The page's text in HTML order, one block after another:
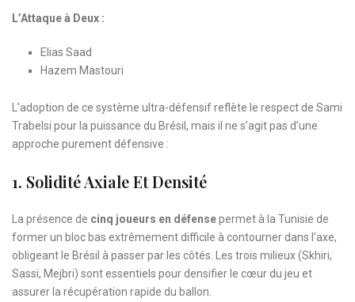
L’Attaque à Deux :
Elias Saad
Hazem Mastouri
L’adoption de ce système ultra-défensif reflète le respect de Sami
Trabelsi pour la puissance du Brésil, mais il ne s’agit pas d’une
approche purement défensive :
1. Solidité Axiale Et Densité
La présence de cinq joueurs en défensepermet à la Tunisie de
former un bloc bas extrêmement difficile à contourner dans l’axe,
obligeant le Brésil à passer par les côtés. Les trois milieux (Skhiri,
Sassi, Mejbri) sont essentiels pour densifier le cœur du jeu et
assurer la récupération rapide du ballon.